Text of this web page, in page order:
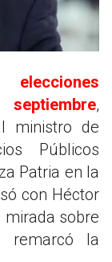
elecciones
,
ministro de
Públicos
Patria en la
con Héctor
mirada sobre
remarcó la